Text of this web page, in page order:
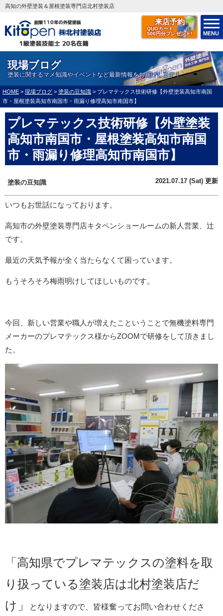
来店予約
QUOカード
500円分プレゼント!
MENU
高知の外壁塗装＆屋根塗装専門店北村塗装店
現場ブログ
塗装に関するマメ知識やイベントなど最新情報をお届けします！
HOME > 現場ブログ > 塗装の豆知識 > プレマテックス技術研修【外壁塗装高知市南国
市・屋根塗装高知市南国市・雨漏り修理高知市南国市】
プレマテックス技術研修【外壁塗装
高知市南国市・屋根塗装高知市南国
市・雨漏り修理高知市南国市】
塗装の豆知識 2021.07.17 (Sat) 更新
いつもお世話になっております。
高知市の外壁塗装専門店キタペンショールームの新人営業、辻
です。
最近の天気予報が全く当たらなくて困っています。
もうそろそろ梅雨明けしてほしいものです。
今回、新しい営業や職人が増えたこということで無機塗料専門
メーカーのプレマテックス様からZOOMで研修をして頂きまし
た。
「高知県でプレマテックスの塗料を取
り扱っている塗装店は北村塗装店だ
け」
となりますので、皆様奮ってお問い合わせくださ